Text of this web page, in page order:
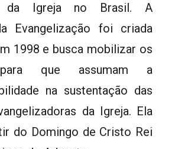
da Igreja no Brasil. A
Evangelização foi criada
1998 e busca mobilizar os
que assumam a
na sustentação das
da Igreja. Ela
do Domingo de Cristo Rei